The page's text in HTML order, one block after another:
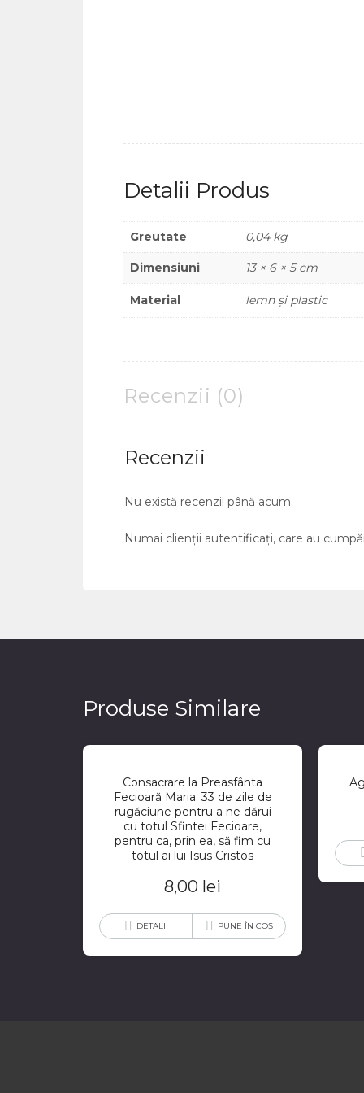
Detalii Produs
Greutate 0,04 kg
Dimensiuni 13 × 6 × 5 cm
Material lemn și plastic
Recenzii (0)
Recenzii
Nu există recenzii până acum.
Numai clienții autentificați, care au
Produse Similare
Consacrare la Preasfânta
Fecioară Maria. 33 de zile de
rugăciune pentru a ne dărui
cu totul Sfintei Fecioare,
pentru ca, prin ea, să fim cu
totul ai lui Isus Cristos
8,00 lei
DETALII PUNE ÎN COȘ